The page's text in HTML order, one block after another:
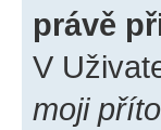
právě
V
moji